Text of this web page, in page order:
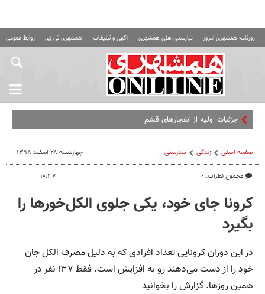
روزنامه همشهری امروز نیازمندی های همشهری آگهی و تبلیغات همشهری تی وی روابط عمومی
جزئیات اولیه از انفجارهای قشم
صفحه اصلی زندگی تندرستی
مجموع نظرات: ۰
چهارشنبه ۲۸ اسفند ۱۳۹۸ -
۱۰:۳۷
کرونا جای خود، یکی جلوی الکل‌خورها را
بگیرد
در این دوران کرونایی تعداد افرادی که به دلیل مصرف الکل جان
خود را از دست می‌دهند رو به افزایش است. فقط ۱۳۷ نفر در
همین روزها. گزارش را بخوانید